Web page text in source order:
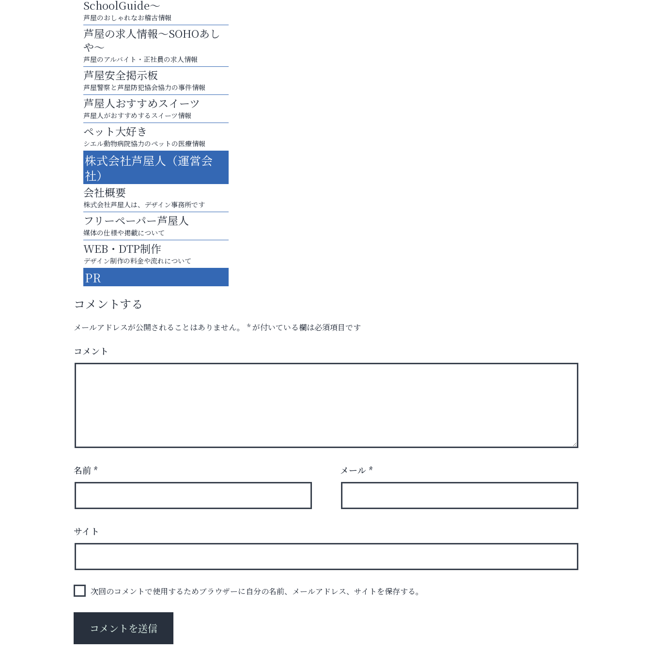
お子さまにも大人にも、優しく寄り添う
OTTO南芦屋浜皮膚科クリニック、開院！
杉塾 芦屋校
アテイン音楽教室
ラ・ミカ矯正歯科
SchoolGuide～
芦屋のおしゃれなお稽古情報
芦屋の求人情報～SOHOあし
や～
芦屋のアルバイト・正社員の求人情報
芦屋安全掲示板
芦屋警察と芦屋防犯協会協力の事件情報
芦屋人おすすめスイーツ
芦屋人がおすすめするスイーツ情報
ペット大好き
シエル動物病院協力のペットの医療情報
株式会社芦屋人（運営会
社）
会社概要
株式会社芦屋人は、デザイン事務所です
フリーペーパー芦屋人
媒体の仕様や掲載について
WEB・DTP制作
デザイン制作の料金や流れについて
PR
コメントする
メールアドレスが公開されることはありません。 *が付いている欄は必須項目です
コメント
名前 * メール *
サイト
次回のコメントで使用するためブラウザーに自分の名前、メールアドレス、サイトを保存する。